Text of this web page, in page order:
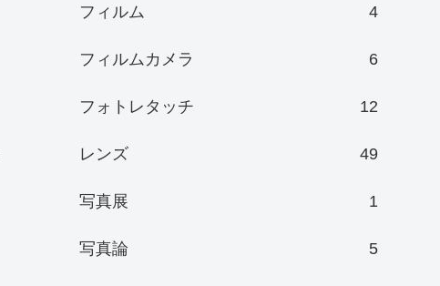
フィルム 4
フィルムカメラ 6
フォトレタッチ 12
レンズ 49
写真展 1
写真論 5